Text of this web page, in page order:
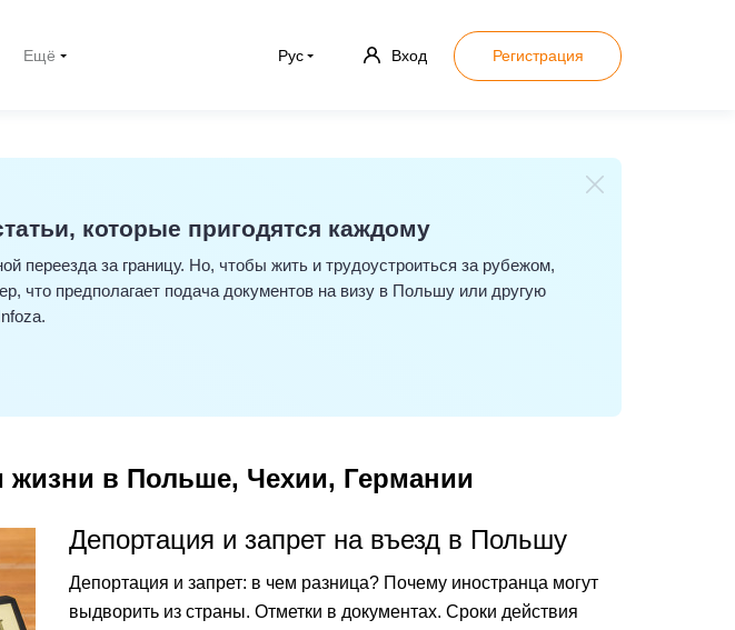
Ещё Рус Вход Регистрация
которые пригодятся каждому
переезда за границу. Но, чтобы жить и трудоустроиться за рубежом,
что предполагает подача документов на визу в Польшу или другую
жизни в Польше, Чехии, Германии
Депортация и запрет на въезд в Польшу
Депортация и запрет: в чем разница? Почему иностранца могут
выдворить из страны. Отметки в документах. Сроки действия